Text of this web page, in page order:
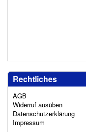
Rechtliches
AGB
Widerruf ausüben
Datenschutzerklärung
Impressum